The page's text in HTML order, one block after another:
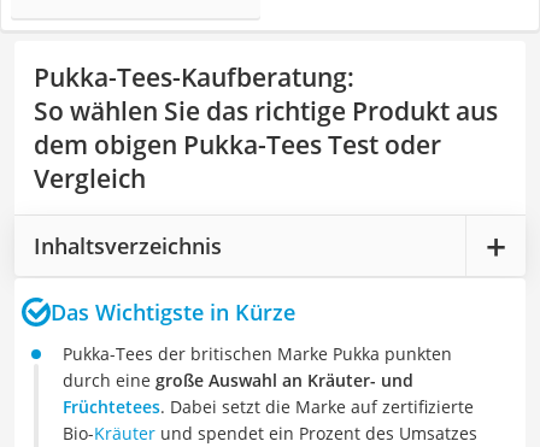
Pukka-Tees-Kaufberatung:
So wählen Sie das richtige Produkt aus
dem obigen Pukka-Tees Test oder
Vergleich
Inhaltsverzeichnis
Das Wichtigste in Kürze
Pukka-Tees der britischen Marke Pukka punkten
durch eine große Auswahl an Kräuter- und
Früchtetees. Dabei setzt die Marke auf zertifizierte
Bio-Kräuter und spendet ein Prozent des Umsatzes